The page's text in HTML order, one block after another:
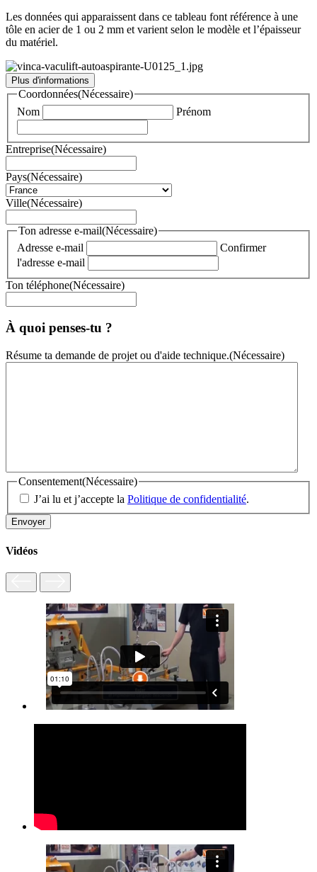
Les données qui apparaissent dans ce tableau font référence à une
tôle en acier de 1 ou 2 mm et varient selon le modèle et l’épaisseur
du matériel.
Plus d'informations
Coordonnées(Nécessaire)
Nom
Prénom
Entreprise(Nécessaire)
Pays(Nécessaire)
Ville(Nécessaire)
Ton adresse e-mail(Nécessaire)
Adresse e-mail
Confirmer
l'adresse e-mail
Ton téléphone(Nécessaire)
À quoi penses-tu ?
Résume ta demande de projet ou d'aide technique.(Nécessaire)
Consentement(Nécessaire)
J’ai lu et j’accepte la Politique de confidentialité.
Vidéos